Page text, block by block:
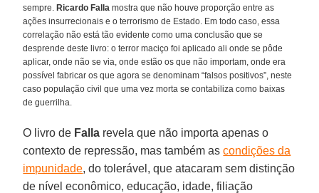
sempre. Ricardo Falla mostra que não houve proporção entre as
ações insurrecionais e o terrorismo de Estado. Em todo caso, essa
correlação não está tão evidente como uma conclusão que se
desprende deste livro: o terror maciço foi aplicado ali onde se pôde
aplicar, onde não se via, onde estão os que não importam, onde era
possível fabricar os que agora se denominam “falsos positivos”, neste
caso população civil que uma vez morta se contabiliza como baixas
de guerrilha.
O livro de Falla revela que não importa apenas o
contexto de repressão, mas também ascondições da
impunidade, do tolerável, que atacaram sem distinção
de nível econômico, educação, idade, filiação